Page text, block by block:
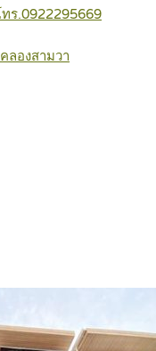
ร.0922295669
ลองสามวา